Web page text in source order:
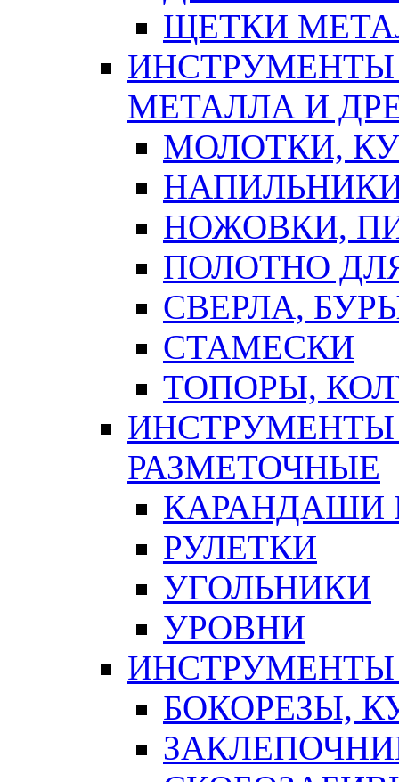
ЩЕТКИ
ИНСТРУМЕНТЫ
МЕТАЛЛА И
МОЛОТКИ,
НОЖОВКИ,
ПОЛОТНО
СВЕРЛА,
СТАМЕСКИ
ТОПОРЫ,
ИНСТРУМЕНТЫ
РАЗМЕТОЧНЫЕ
КАРАНДАШИ
РУЛЕТКИ
УГОЛЬНИКИ
УРОВНИ
БОКОРЕЗЫ,